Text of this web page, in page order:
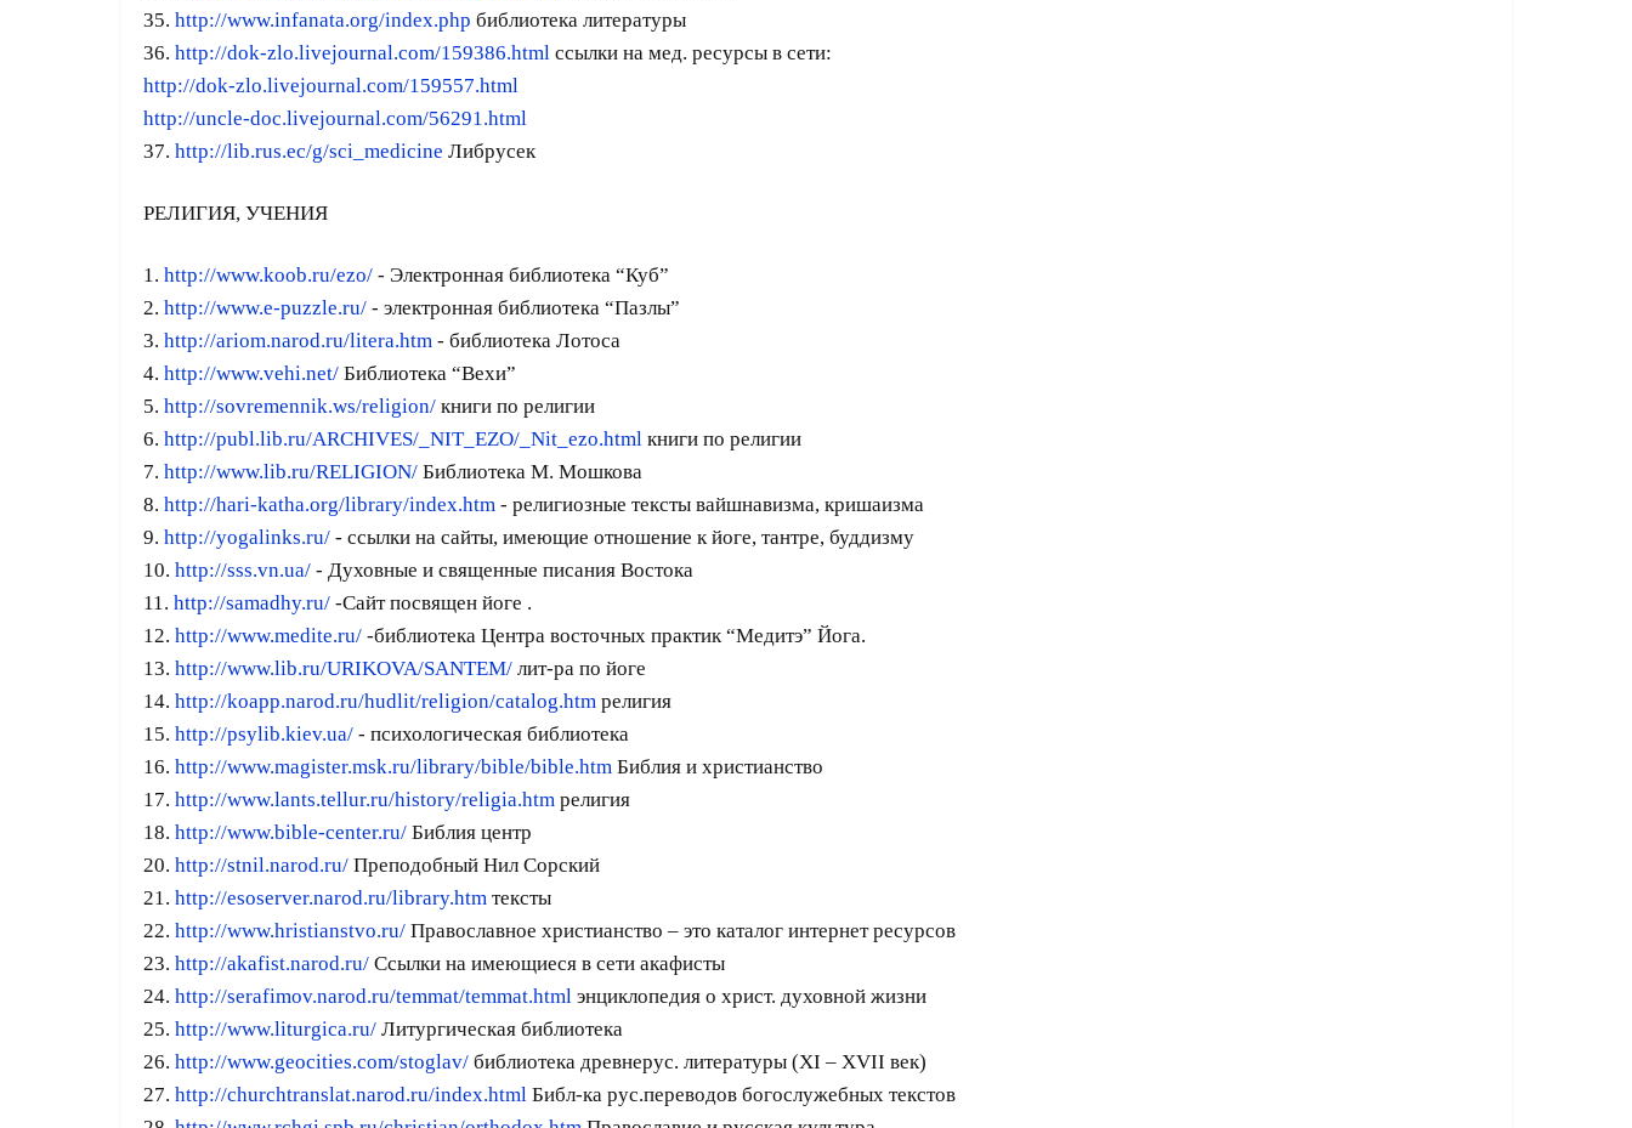
35. http://www.infanata.org/index.php библиотека литературы
36. http://dok-zlo.livejournal.com/159386.html ссылки на мед. ресурсы в сети:
http://dok-zlo.livejournal.com/159557.html
http://uncle-doc.livejournal.com/56291.html
37. http://lib.rus.ec/g/sci_medicine Либрусек
РЕЛИГИЯ, УЧЕНИЯ
1. http://www.koob.ru/ezo/ - Электронная библиотека “Куб”
2. http://www.e-puzzle.ru/ - электронная библиотека “Пазлы”
3. http://ariom.narod.ru/litera.htm - библиотека Лотоса
4. http://www.vehi.net/ Библиотека “Вехи”
5. http://sovremennik.ws/religion/ книги по религии
6. http://publ.lib.ru/ARCHIVES/_NIT_EZO/_Nit_ezo.html книги по религии
7. http://www.lib.ru/RELIGION/ Библиотека М. Мошкова
8. http://hari-katha.org/library/index.htm - религиозные тексты вайшнавизма, кришаизма
9. http://yogalinks.ru/ - ссылки на сайты, имеющие отношение к йоге, тантре, буддизму
10. http://sss.vn.ua/ - Духовные и священные писания Востока
11. http://samadhy.ru/ -Сайт посвящен йоге .
12. http://www.medite.ru/ -библиотека Центра восточных практик “Медитэ” Йога.
13. http://www.lib.ru/URIKOVA/SANTEM/ лит-ра по йоге
14. http://koapp.narod.ru/hudlit/religion/catalog.htm религия
15. http://psylib.kiev.ua/ - психологическая библиотека
16. http://www.magister.msk.ru/library/bible/bible.htm Библия и христианство
17. http://www.lants.tellur.ru/history/religia.htm религия
18. http://www.bible-center.ru/ Библия центр
20. http://stnil.narod.ru/ Преподобный Нил Сорский
21. http://esoserver.narod.ru/library.htm тексты
22. http://www.hristianstvo.ru/ Православное христианство – это каталог интернет ресурсов
23. http://akafist.narod.ru/ Ссылки на имеющиеся в сети акафисты
24. http://serafimov.narod.ru/temmat/temmat.html энциклопедия о христ. духовной жизни
25. http://www.liturgica.ru/ Литургическая библиотека
26. http://www.geocities.com/stoglav/ библиотека древнерус. литературы (XI – XVII век)
27. http://churchtranslat.narod.ru/index.html Библ-ка рус.переводов богослужебных текстов